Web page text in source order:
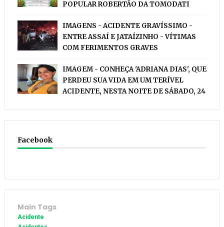
POPULAR ROBERTÃO DA TOMODATI
IMAGENS - ACIDENTE GRAVÍSSIMO -
ENTRE ASSAÍ E JATAÍZINHO - VÍTIMAS
COM FERIMENTOS GRAVES
IMAGEM - CONHEÇA 'ADRIANA DIAS', QUE
PERDEU SUA VIDA EM UM TERÍVEL
ACIDENTE, NESTA NOITE DE SÁBADO, 24
Facebook
Main Tags
Acidente